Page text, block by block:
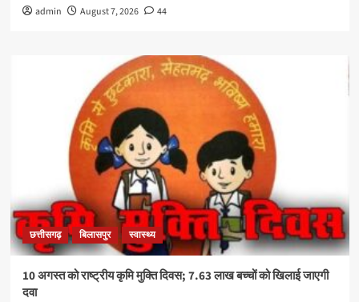
admin August 7, 2026 44
छत्तीसगढ़ बिलासपुर स्वास्थ्य
10 अगस्त को राष्ट्रीय कृमि मुक्ति दिवस; 7.63 लाख बच्चों को खिलाई जाएगी
दवा